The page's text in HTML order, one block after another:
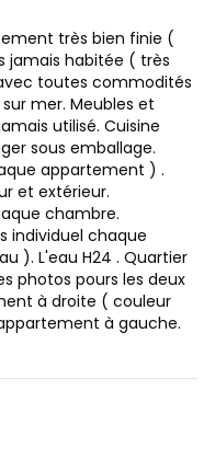
très bien finie (
jamais habitée ( très
toutes commodités
mer. Meubles et
utilisé. Cuisine
sous emballage.
appartement ) .
et extérieur.
chambre.
individuel chaque
). L'eau H24 . Quartier
photos pours les deux
à droite ( couleur
à gauche.